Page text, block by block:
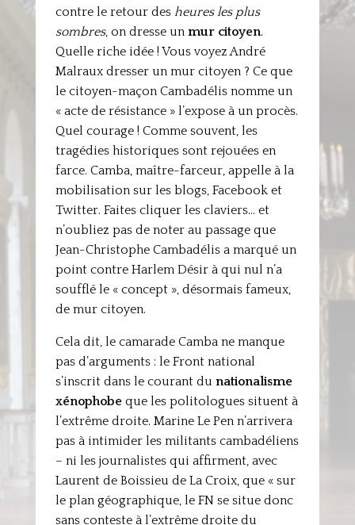
contre le retour des heures les plus
sombres, on dresse un mur citoyen.
Quelle riche idée ! Vous voyez André
Malraux dresser un mur citoyen ? Ce que
le citoyen-maçon Cambadélis nomme un
« acte de résistance » l’expose à un procès.
Quel courage ! Comme souvent, les
tragédies historiques sont rejouées en
farce. Camba, maître-farceur, appelle à la
mobilisation sur les blogs, Facebook et
Twitter. Faites cliquer les claviers… et
n’oubliez pas de noter au passage que
Jean-Christophe Cambadélis a marqué un
point contre Harlem Désir à qui nul n’a
soufflé le « concept », désormais fameux,
de mur citoyen.
Cela dit, le camarade Camba ne manque
pas d’arguments : le Front national
s’inscrit dans le courant du nationalisme
xénophobeque les politologues situent à
l’extrême droite. Marine Le Pen n’arrivera
pas à intimider les militants cambadéliens
– ni les journalistes qui affirment, avec
Laurent de Boissieu de La Croix, que « sur
le plan géographique, le FN se situe donc
sans conteste à l’extrême droite du